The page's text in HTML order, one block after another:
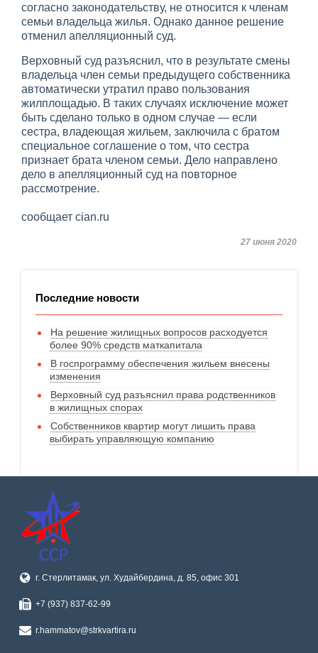
согласно законодательству, не относится к членам
семьи владельца жилья. Однако данное решение
отменил апелляционный суд.
Верховный суд разъяснил, что в результате смены
владельца член семьи предыдущего собственника
автоматически утратил право пользования
жилплощадью. В таких случаях исключение может
быть сделано только в одном случае — если
сестра, владеющая жильем, заключила с братом
специальное соглашение о том, что сестра
признает брата членом семьи. Дело направлено
дело в апелляционный суд на повторное
рассмотрение.
сообщает cian.ru
27 июня 2020
Последние новости
На решение жилищных вопросов расходуется
более 90% средств маткапитала
В госпрограмму обеспечения жильем внесены
изменения
Верховный суд разъяснил права родственников
в жилищных спорах
Собственников квартир могут лишить права
выбирать управляющую компанию
г. Стерлитамак, ул. Худайбердина, д. 85, офис 301
+7 (937) 837-62-99
r.hammatov@strkvartira.ru